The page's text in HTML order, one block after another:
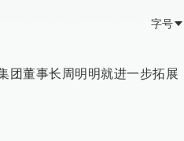
字号
团董事长周明明就进一步拓展